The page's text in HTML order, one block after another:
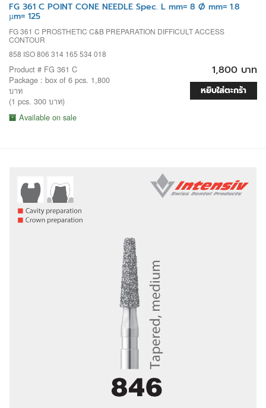
FG 361 C POINT CONE NEEDLE Spec. L mm= 8 Ø mm= 1.8
µm= 125
FG 361 C PROSTHETIC C&B PREPARATION DIFFICULT ACCESS
CONTOUR
858 ISO 806 314 165 534 018
Product # FG 361 C
Package : box of 6 pcs. 1,800
บาท
(1 pcs. 300 บาท)
Available on sale
1,800 บาท
หยิบใส่ตะกร้า